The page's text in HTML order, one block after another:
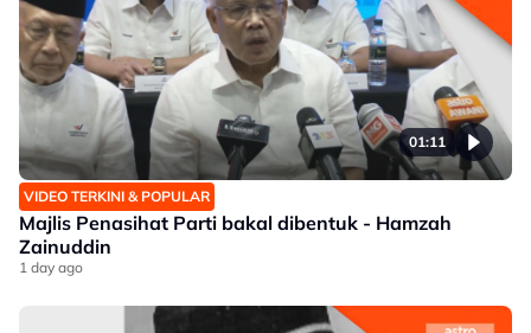
01:11
VIDEO TERKINI & POPULAR
Majlis Penasihat Parti bakal dibentuk - Hamzah
Zainuddin
1 day ago